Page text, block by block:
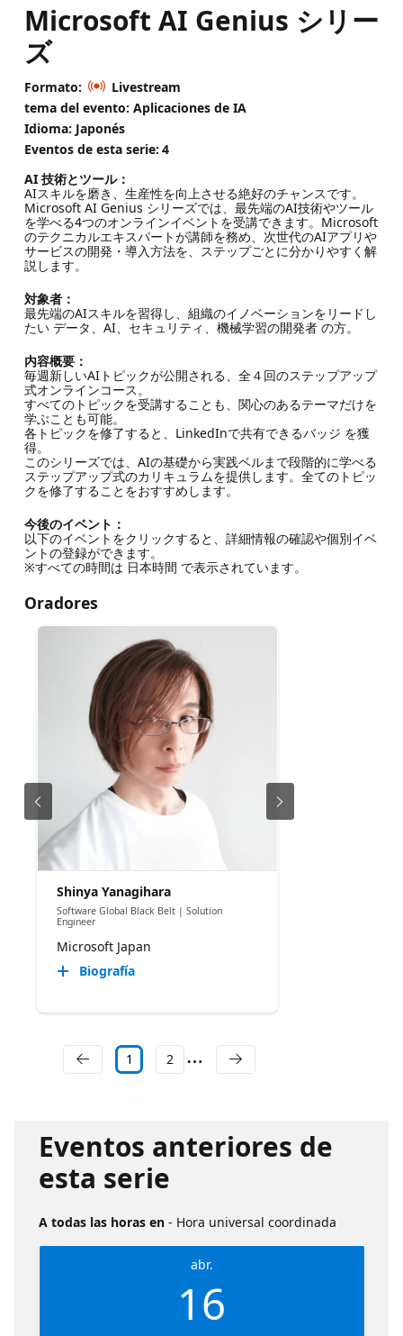
Microsoft AI Genius シリー
ズ
Formato:
Livestream
tema del evento: Aplicaciones de IA
Idioma: Japonés
Eventos de esta serie: 4
AI 技術とツール：
AIスキルを磨き、生産性を向上させる絶好のチャンスです。
Microsoft AI Genius シリーズでは、最先端のAI技術やツール
を学べる4つのオンラインイベントを受講できます。Microsoft
のテクニカルエキスパートが講師を務め、次世代のAIアプリや
サービスの開発・導入方法を、ステップごとに分かりやすく解
説します。
対象者：
最先端のAIスキルを習得し、組織のイノベーションをリードし
たい データ、AI、セキュリティ、機械学習の開発者 の方。
内容概要：
毎週新しいAIトピックが公開される、全４回のステップアップ
式オンラインコース。
すべてのトピックを受講することも、関心のあるテーマだけを
学ぶことも可能。
各トピックを修了すると、LinkedInで共有できるバッジ を獲
得。
このシリーズでは、AIの基礎から実践ベルまで段階的に学べる
ステップアップ式のカリキュラムを提供します。全てのトピッ
クを修了することをおすすめします。
今後のイベント：
以下のイベントをクリックすると、詳細情報の確認や個別イベ
ントの登録ができます。
※すべての時間は 日本時間 で表示されています。
Oradores
Shinya Yanagihara
Software Global Black Belt | Solution
Engineer
Microsoft Japan
Biografía
1 2
Eventos anteriores de
esta serie
A todas las horas en - Hora universal coordinada
abr.
16